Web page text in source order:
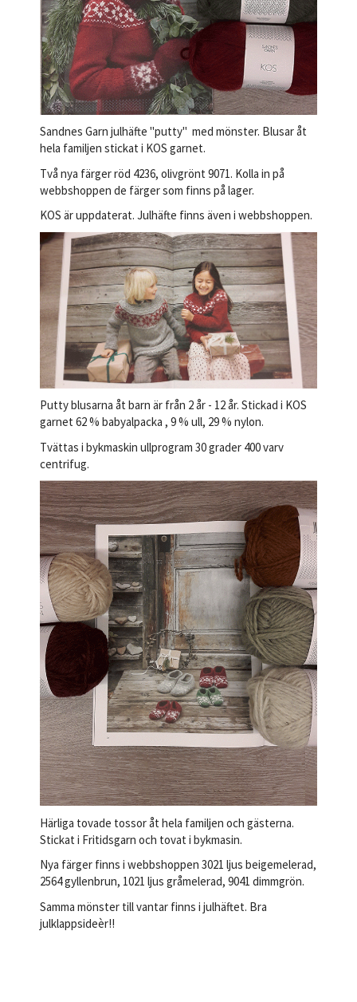
Sandnes Garn julhäfte "putty" med mönster. Blusar åt
hela familjen stickat i KOS garnet.
Två nya färger röd 4236, olivgrönt 9071. Kolla in på
webbshoppen de färger som finns på lager.
KOS är uppdaterat. Julhäfte finns även i webbshoppen.
Putty blusarna åt barn är från 2 år - 12 år. Stickad i KOS
garnet 62 % babyalpacka , 9 % ull, 29 % nylon.
Tvättas i bykmaskin ullprogram 30 grader 400 varv
centrifug.
Härliga tovade tossor åt hela familjen och gästerna.
Stickat i Fritidsgarn och tovat i bykmasin.
Nya färger finns i webbshoppen 3021 ljus beigemelerad,
2564 gyllenbrun, 1021 ljus gråmelerad, 9041 dimmgrön.
Samma mönster till vantar finns i julhäftet. Bra
julklappsideèr!!